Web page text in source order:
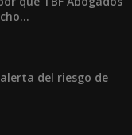
del riesgo de